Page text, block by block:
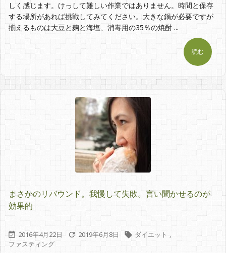
しく感じます。けっして難しい作業ではありません。時間と保存
する場所があれば挑戦してみてください。大きな鍋が必要ですが
揃えるものは大豆と麹と海塩、消毒用の35％の焼酎 ...
読む
まさかのリバウンド。我慢して失敗。言い聞かせるのが
効果的
 2016年4月22日  2019年6月8日  ダイエット ,
ファスティング